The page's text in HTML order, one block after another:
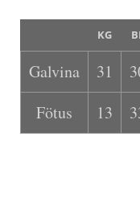
KG
Galvina 31
Fötus
13